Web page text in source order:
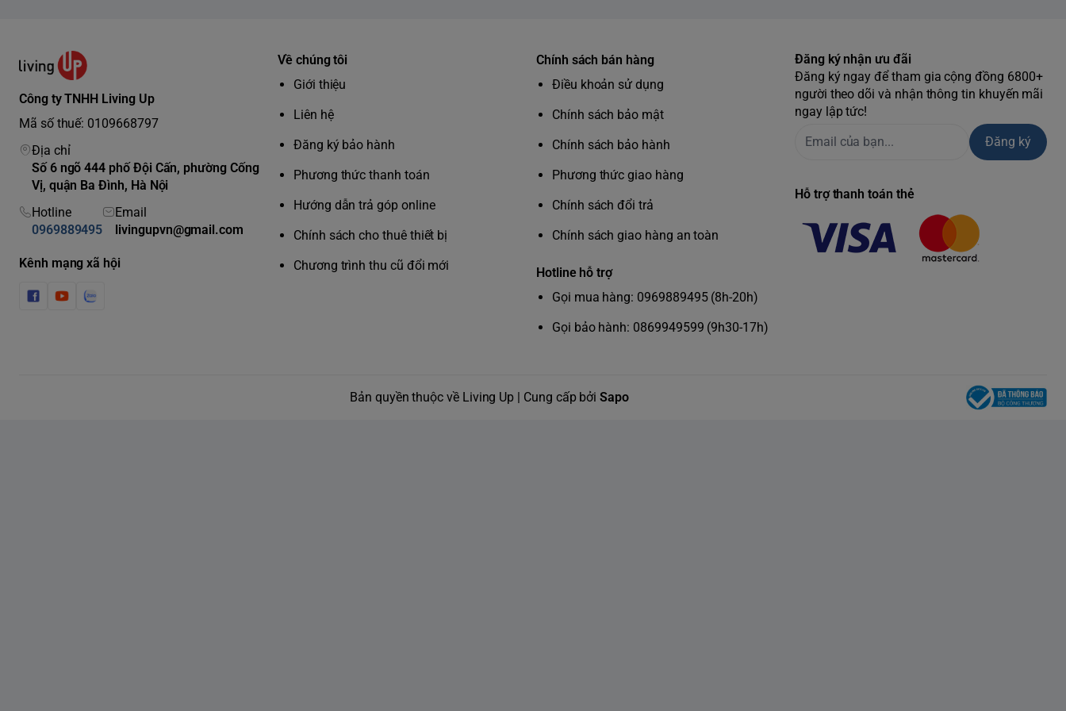
Công ty TNHH Living Up
Mã số thuế: 0109668797
Địa chỉ
Số 6 ngõ 444 phố Đội Cấn, phường Cống
Vị, quận Ba Đình, Hà Nội
Hotline
0969889495
Email
livingupvn@gmail.com
Kênh mạng xã hội
Về chúng tôi
Giới thiệu
Liên hệ
Đăng ký bảo hành
Phương thức thanh toán
Hướng dẫn trả góp online
Chính sách cho thuê thiết bị
Chương trình thu cũ đổi mới
Chính sách bán hàng
Điều khoản sử dụng
Chính sách bảo mật
Chính sách bảo hành
Phương thức giao hàng
Chính sách đổi trả
Chính sách giao hàng an toàn
Hotline hỗ trợ
Gọi mua hàng: 0969889495 (8h-20h)
Gọi bảo hành: 0869949599 (9h30-17h)
Đăng ký nhận ưu đãi
Đăng ký ngay để tham gia cộng đồng 6800+
người theo dõi và nhận thông tin khuyến mãi
ngay lập tức!
Đăng ký
Hỗ trợ thanh toán thẻ
Bản quyền thuộc về Living Up | Cung cấp bởiSapo